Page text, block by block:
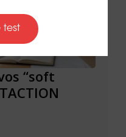
“soft
test